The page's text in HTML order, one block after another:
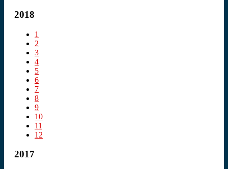
2018
1
2
3
4
5
6
7
8
9
10
11
12
2017